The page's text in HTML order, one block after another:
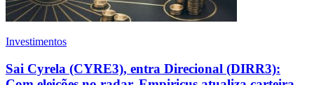
Investimentos
Sai Cyrela (CYRE3), entra Direcional (DIRR3):